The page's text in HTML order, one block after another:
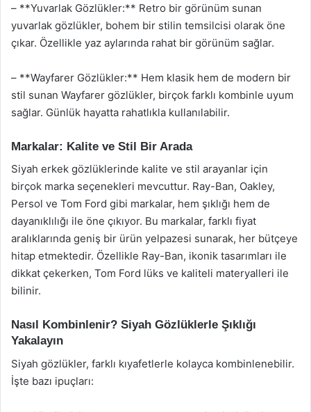
– **Yuvarlak Gözlükler:** Retro bir görünüm sunan
yuvarlak gözlükler, bohem bir stilin temsilcisi olarak öne
çıkar. Özellikle yaz aylarında rahat bir görünüm sağlar.
– **Wayfarer Gözlükler:** Hem klasik hem de modern bir
stil sunan Wayfarer gözlükler, birçok farklı kombinle uyum
sağlar. Günlük hayatta rahatlıkla kullanılabilir.
Markalar: Kalite ve Stil Bir Arada
Siyah erkek gözlüklerinde kalite ve stil arayanlar için
birçok marka seçenekleri mevcuttur. Ray-Ban, Oakley,
Persol ve Tom Ford gibi markalar, hem şıklığı hem de
dayanıklılığı ile öne çıkıyor. Bu markalar, farklı fiyat
aralıklarında geniş bir ürün yelpazesi sunarak, her bütçeye
hitap etmektedir. Özellikle Ray-Ban, ikonik tasarımları ile
dikkat çekerken, Tom Ford lüks ve kaliteli materyalleri ile
bilinir.
Nasıl Kombinlenir? Siyah Gözlüklerle Şıklığı
Yakalayın
Siyah gözlükler, farklı kıyafetlerle kolayca kombinlenebilir.
İşte bazı ipuçları: